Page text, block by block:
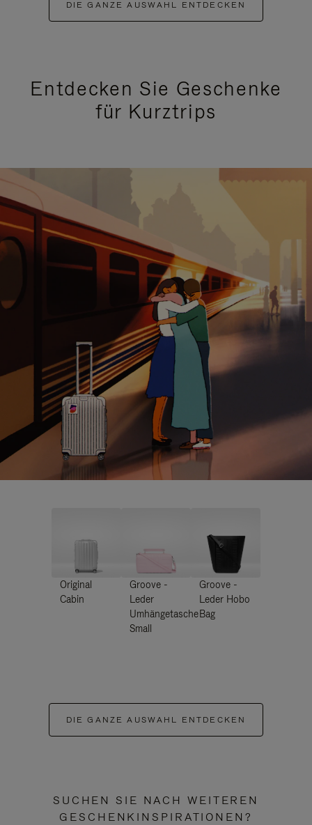
DIE GANZE AUSWAHL ENTDECKEN
Entdecken Sie Geschenke
für Kurztrips
Original
Cabin
Groove -
Leder
Umhängetasche
Small
Groove -
Leder Hobo
Bag
DIE GANZE AUSWAHL ENTDECKEN
SUCHEN SIE NACH WEITEREN
GESCHENKINSPIRATIONEN?